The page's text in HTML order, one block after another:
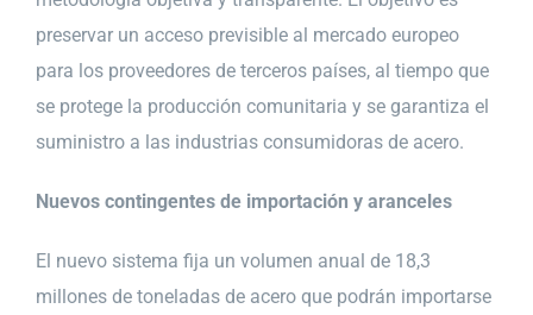
preservar un acceso previsible al mercado europeo
para los proveedores de terceros países, al tiempo que
se protege la producción comunitaria y se garantiza el
suministro a las industrias consumidoras de acero.
Nuevos contingentes de importación y aranceles
El nuevo sistema fija un volumen anual de 18,3
millones de toneladas de acero que podrán importarse